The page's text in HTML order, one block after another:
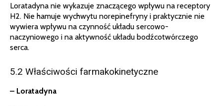
Loratadyna nie wykazuje znaczącego wpływu na receptory
H2. Nie hamuje wychwytu norepinefryny i praktycznie nie
wywiera wpływu na czynność układu sercowo-
naczyniowego i na aktywność układu bodźcotwórczego
serca.
5.2 Właściwości farmakokinetyczne
– Loratadyna